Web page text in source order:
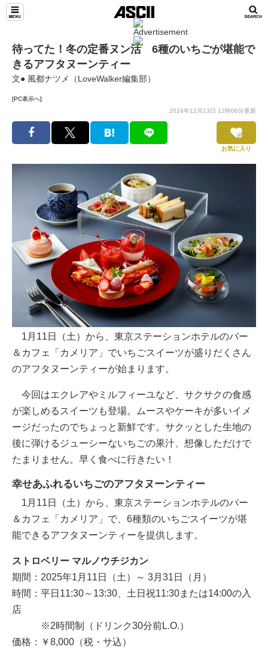
待ってた！冬の定番ヌン活 6種のいちごが堪能で
きるアフタヌーンティー
文● 風都ナツメ（LoveWalker編集部）
[PC表示へ]
2024年12月13日 12時00分更新
お気に入り
1月11日（土）から、東京ステーションホテルのバー
＆カフェ「カメリア」でいちごスイーツが盛りだくさん
のアフタヌーンティーが始まります。
今回はエクレアやミルフィーユなど、サクサクの食感
が楽しめるスイーツも登場。ムースやケーキが多いイメ
ージだったのでちょっと新鮮です。サクッとした生地の
後に弾けるジューシーないちごの果汁、想像しただけで
たまりません。早く食べに行きたい！
幸せあふれるいちごのアフタヌーンティー
1月11日（土）から、東京ステーションホテルのバー
＆カフェ「カメリア」で、6種類のいちごスイーツが堪
能できるアフタヌーンティーを提供します。
ストロベリー マルノウチジカン
期間：2025年1月11日（土）～ 3月31日（月）
時間：平日11:30～13:30、土日祝11:30または14:00の入
店
※2時間制（ドリンク30分前L.O.）
価格：￥8,000（税・サ込）